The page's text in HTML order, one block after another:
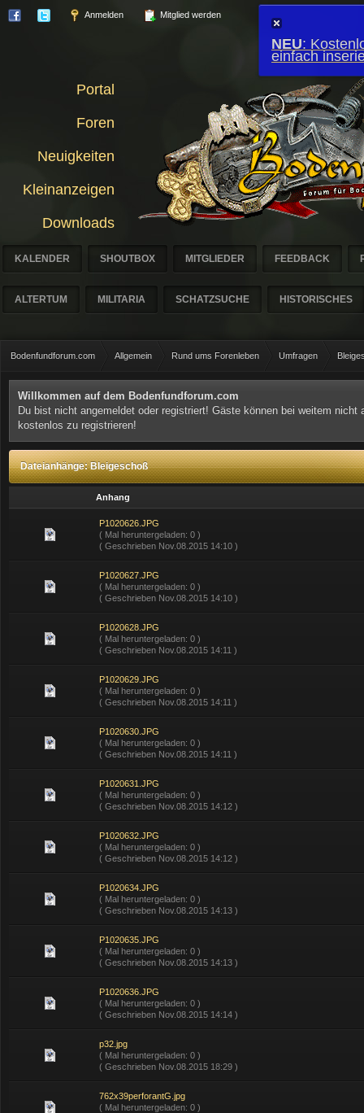
Anmelden Mitglied werden
Portal
Foren
Neuigkeiten
Kleinanzeigen
Downloads
KALENDER SHOUTBOX MITGLIEDER FEEDBACK
ALTERTUM MILITARIA SCHATZSUCHE HISTORISCHES
Bodenfundforum.com Allgemein Rund ums Forenleben Umfragen
NEU:
einfach
Willkommen auf dem Bodenfundforum.com
Du bist nicht angemeldet oder registriert! Gäste können bei weitem
kostenlos zu registrieren!
Dateianhänge: Bleigeschoß
Anhang
P1020626.JPG
( Mal heruntergeladen: 0 )
( Geschrieben Nov.08.2015 14:10 )
P1020627.JPG
( Mal heruntergeladen: 0 )
( Geschrieben Nov.08.2015 14:10 )
P1020628.JPG
( Mal heruntergeladen: 0 )
( Geschrieben Nov.08.2015 14:11 )
P1020629.JPG
( Mal heruntergeladen: 0 )
( Geschrieben Nov.08.2015 14:11 )
P1020630.JPG
( Mal heruntergeladen: 0 )
( Geschrieben Nov.08.2015 14:11 )
P1020631.JPG
( Mal heruntergeladen: 0 )
( Geschrieben Nov.08.2015 14:12 )
P1020632.JPG
( Mal heruntergeladen: 0 )
( Geschrieben Nov.08.2015 14:12 )
P1020634.JPG
( Mal heruntergeladen: 0 )
( Geschrieben Nov.08.2015 14:13 )
P1020635.JPG
( Mal heruntergeladen: 0 )
( Geschrieben Nov.08.2015 14:13 )
P1020636.JPG
( Mal heruntergeladen: 0 )
( Geschrieben Nov.08.2015 14:14 )
p32.jpg
( Mal heruntergeladen: 0 )
( Geschrieben Nov.08.2015 18:29 )
762x39perforantG.jpg
( Mal heruntergeladen: 0 )